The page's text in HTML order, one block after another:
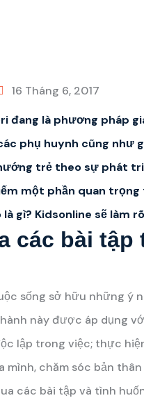
16 Tháng 6, 2017
đang là phương pháp
phụ huynh cũng như
trẻ theo sự phát
một phần quan
gì? Kidsonline sẽ làm
các bài
sống sở hữu những ý
này được áp dụng
lập trong việc; thực
chăm sóc bản
các bài tập và tình